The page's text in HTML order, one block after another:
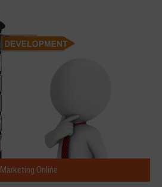
Marketing Online